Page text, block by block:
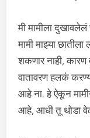
मी मामीला दुखावलेलं
मामी माझ्या
शकणार नाही,
वातावरण हलकं
आहे ना. हे ऐकून
आहे, आधी तू थोडा